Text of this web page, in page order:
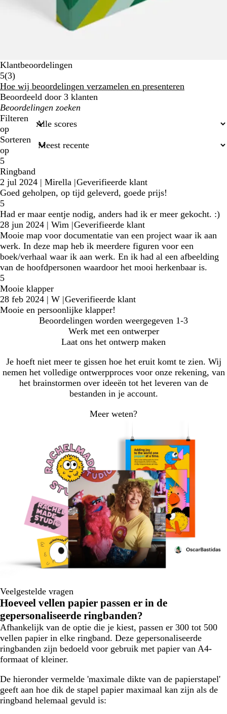
Klantbeoordelingen
5(33
klantbeoordelingen
)
Hoe wij beoordelingen verzamelen en presenteren
Beoordeeld door 3 klanten
Mijn
zoekopdrachten
Filteren
op
Sorteren
op
5
Ringband
2 jul 2024 | Mirella |Geverifieerde klant
Goed geholpen, op tijd geleverd, goede prijs!
5
Had er maar eentje nodig, anders had ik er meer gekocht. :)
28 jun 2024 | Wim |Geverifieerde klant
Mooie map voor documentatie van een project waar ik aan
werk. In deze map heb ik meerdere figuren voor een
boek/verhaal waar ik aan werk. En ik had al een afbeelding
van de hoofdpersonen waardoor het mooi herkenbaar is.
5
Mooie klapper
28 feb 2024 | W |Geverifieerde klant
Mooie en persoonlijke klapper!
Beoordelingen worden weergegeven 1-3
Werk met een ontwerper
Laat ons het ontwerp maken
Je hoeft niet meer te gissen hoe het eruit komt te zien. Wij
nemen het volledige ontwerpproces voor onze rekening, van
het brainstormen over ideeën tot het leveren van de
bestanden in je account.
Meer weten?
Veelgestelde vragen
Hoeveel vellen papier passen er in de
gepersonaliseerde ringbanden?
Afhankelijk van de optie die je kiest, passen er 300 tot 500
vellen papier in elke ringband. Deze gepersonaliseerde
ringbanden zijn bedoeld voor gebruik met papier van A4-
formaat of kleiner.
De hieronder vermelde 'maximale dikte van de papierstapel'
geeft aan hoe dik de stapel papier maximaal kan zijn als de
ringband helemaal gevuld is: